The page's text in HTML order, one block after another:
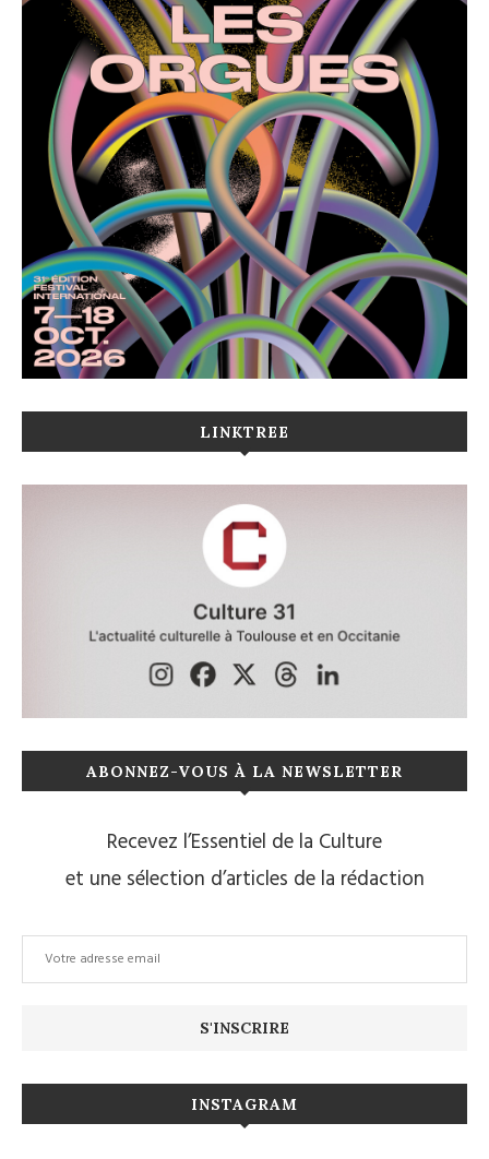
LINKTREE
ABONNEZ-VOUS À LA NEWSLETTER
Recevez l’Essentiel de la Culture
et une sélection d’articles de la rédaction
INSTAGRAM